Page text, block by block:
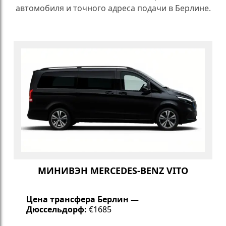
автомобиля и точного адреса подачи в Берлине.
МИНИВЭН MERCEDES-BENZ VITO
Цена трансфера Берлин —
Дюссельдорф: €1685